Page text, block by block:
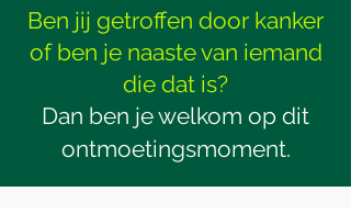
Ben jij getroffen door kanker
of ben je naaste van iemand
die dat is?
Dan ben je welkom op dit
ontmoetingsmoment.